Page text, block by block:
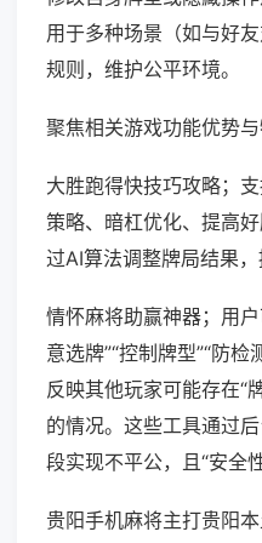
用于多种场景（如与好
规则，维护公平环境。
聚焦相关游戏功能优势与
大胜跑得快技巧攻略；
策略、暗杠优化、提高
过AI算法调整牌局结果，
情怀麻将助赢神器；用
意选牌”“控制牌型”“防
反映其他玩家可能存在“
的情况。这些工具通过
段实现不平公，且“安全性
贵阳手机麻将主打贵阳